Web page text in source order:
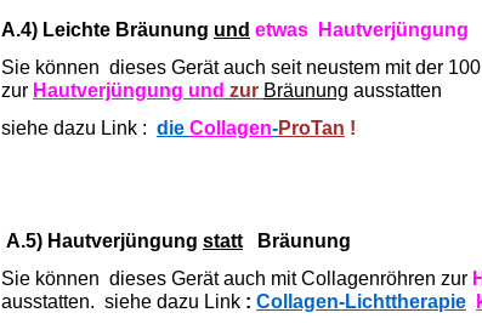
A.4) Leichte Bräunung und etwas Hautverjüngung
Sie können dieses Gerät auch seit neustem mit der
zur Hautverjüngung und zur Bräunung ausstatten
siehe dazu Link : die Collagen-ProTan !
A.5) Hautverjüngung statt Bräunung
Sie können dieses Gerät auch mit Collagenröhren zur
ausstatten. siehe dazu Link : Collagen-Lichttherapie